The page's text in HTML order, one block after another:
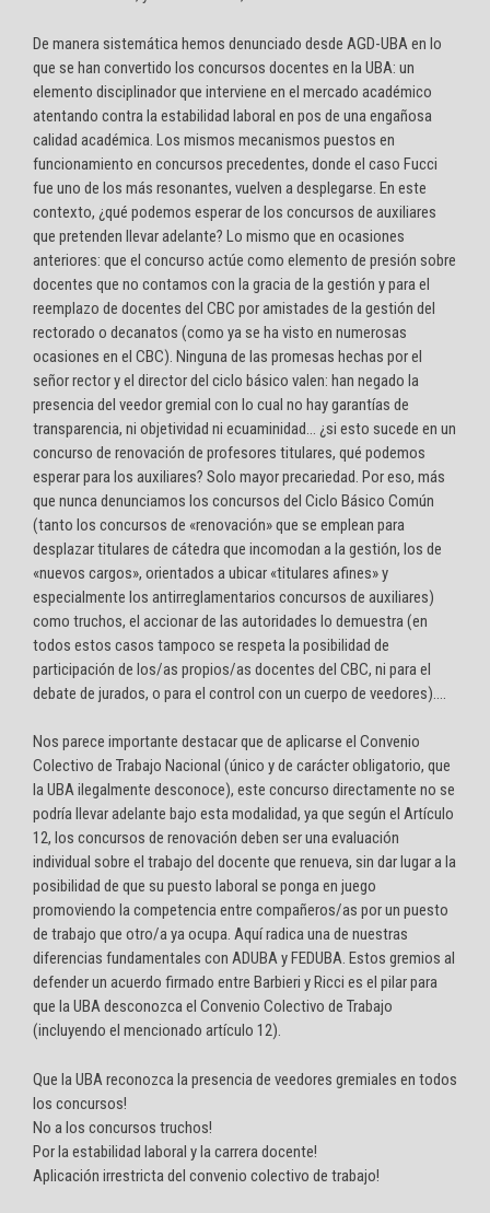
De manera sistemática hemos denunciado desde AGD-UBA en lo
que se han convertido los concursos docentes en la UBA: un
elemento disciplinador que interviene en el mercado académico
atentando contra la estabilidad laboral en pos de una engañosa
calidad académica. Los mismos mecanismos puestos en
funcionamiento en concursos precedentes, donde el caso Fucci
fue uno de los más resonantes, vuelven a desplegarse. En este
contexto, ¿qué podemos esperar de los concursos de auxiliares
que pretenden llevar adelante? Lo mismo que en ocasiones
anteriores: que el concurso actúe como elemento de presión sobre
docentes que no contamos con la gracia de la gestión y para el
reemplazo de docentes del CBC por amistades de la gestión del
rectorado o decanatos (como ya se ha visto en numerosas
ocasiones en el CBC). Ninguna de las promesas hechas por el
señor rector y el director del ciclo básico valen: han negado la
presencia del veedor gremial con lo cual no hay garantías de
transparencia, ni objetividad ni ecuaminidad… ¿si esto sucede en un
concurso de renovación de profesores titulares, qué podemos
esperar para los auxiliares? Solo mayor precariedad. Por eso, más
que nunca denunciamos los concursos del Ciclo Básico Común
(tanto los concursos de «renovación» que se emplean para
desplazar titulares de cátedra que incomodan a la gestión, los de
«nuevos cargos», orientados a ubicar «titulares afines» y
especialmente los antirreglamentarios concursos de auxiliares)
como truchos, el accionar de las autoridades lo demuestra (en
todos estos casos tampoco se respeta la posibilidad de
participación de los/as propios/as docentes del CBC, ni para el
debate de jurados, o para el control con un cuerpo de veedores)….
Nos parece importante destacar que de aplicarse el Convenio
Colectivo de Trabajo Nacional (único y de carácter obligatorio, que
la UBA ilegalmente desconoce), este concurso directamente no se
podría llevar adelante bajo esta modalidad, ya que según el Artículo
12, los concursos de renovación deben ser una evaluación
individual sobre el trabajo del docente que renueva, sin dar lugar a la
posibilidad de que su puesto laboral se ponga en juego
promoviendo la competencia entre compañeros/as por un puesto
de trabajo que otro/a ya ocupa. Aquí radica una de nuestras
diferencias fundamentales con ADUBA y FEDUBA. Estos gremios al
defender un acuerdo firmado entre Barbieri y Ricci es el pilar para
que la UBA desconozca el Convenio Colectivo de Trabajo
(incluyendo el mencionado artículo 12).
Que la UBA reconozca la presencia de veedores gremiales en todos
los concursos!
No a los concursos truchos!
Por la estabilidad laboral y la carrera docente!
Aplicación irrestricta del convenio colectivo de trabajo!